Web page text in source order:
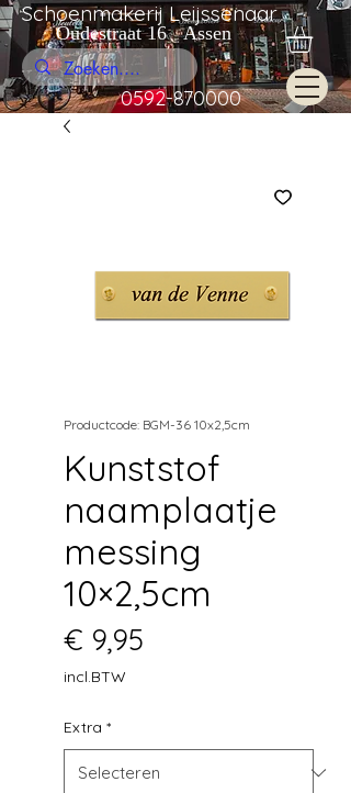
Schoenmakerij Leijssenaar
Oudestraat 16 Assen
0592-870000
Productcode: BGM-36 10x2,5cm
Kunststof
naamplaatje
messing
10×2,5cm
€ 9,95
incl.BTW
Extra *